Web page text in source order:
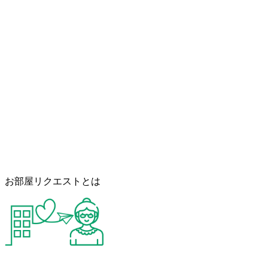
お部屋リクエストとは